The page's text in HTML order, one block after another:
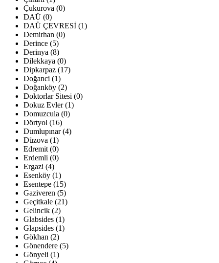
Çukurova (0)
DAÜ (0)
DAÜ ÇEVRESİ (1)
Demirhan (0)
Derince (5)
Derinya (8)
Dilekkaya (0)
Dipkarpaz (17)
Doğanci (1)
Doğanköy (2)
Doktorlar Sitesi (0)
Dokuz Evler (1)
Domuzcula (0)
Dörtyol (16)
Dumlupınar (4)
Düzova (1)
Edremit (0)
Erdemli (0)
Ergazi (4)
Esenköy (1)
Esentepe (15)
Gaziveren (5)
Geçitkale (21)
Gelincik (2)
Glabsides (1)
Glapsides (1)
Gökhan (2)
Gönendere (5)
Gönyeli (1)